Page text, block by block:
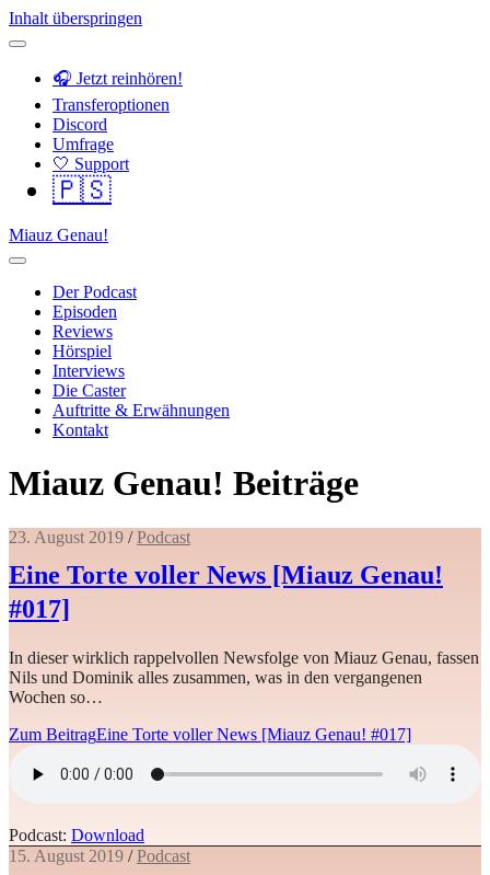
Inhalt überspringen
🎧 Jetzt reinhören!
Transferoptionen
Discord
Umfrage
🤍 Support
🇵🇸
Miauz Genau!
Der Podcast
Episoden
Reviews
Hörspiel
Interviews
Die Caster
Auftritte & Erwähnungen
Kontakt
Miauz Genau! Beiträge
23. August 2019 /Podcast
Eine Torte voller News [Miauz Genau!
#017]
In dieser wirklich rappelvollen Newsfolge von Miauz Genau, fassen
Nils und Dominik alles zusammen, was in den vergangenen
Wochen so…
Zum BeitragEine Torte voller News [Miauz Genau! #017]
Podcast: Download
15. August 2019 /Podcast